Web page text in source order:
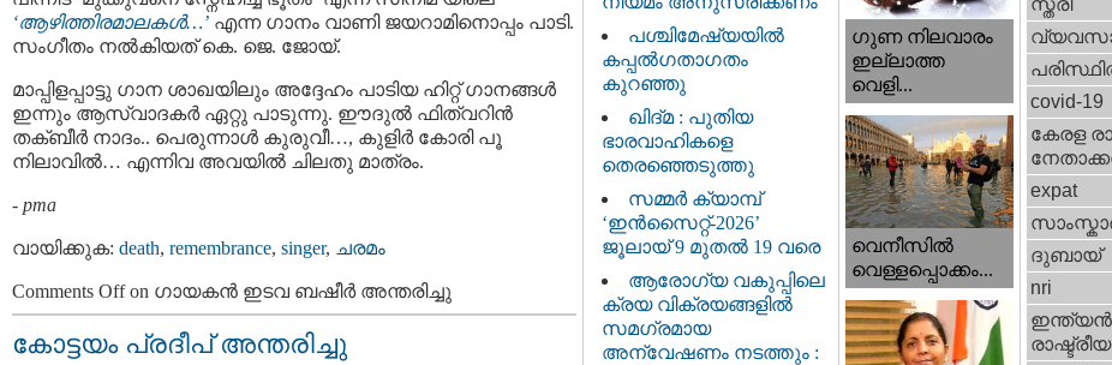
‘ആഴിത്തിരമാലകള്‍…’ എന്ന ഗാനം വാണി ജയറാമിനൊപ്പം പാടി.
സംഗീതം നൽകിയത് കെ. ജെ. ജോയ്.
മാപ്പിളപ്പാട്ടു ഗാന ശാഖയിലും അദ്ദേഹം പാടിയ ഹിറ്റ് ഗാനങ്ങള്‍
ഇന്നും ആസ്വാദകര്‍ ഏറ്റു പാടുന്നു. ഈദുല്‍ ഫിത്വറിന്‍
തക്ബീര്‍ നാദം.. പെരുന്നാള്‍ കുരുവീ…, കുളിര്‍ കോരി പൂ
നിലാവില്‍… എന്നിവ അവയില്‍ ചിലതു മാത്രം.
- pma
വായിക്കുക: death, remembrance, singer, ചരമം
Comments Offon ഗായകന്‍ ഇടവ ബഷീര്‍ അന്തരിച്ചു
കോട്ടയം പ്രദീപ് അന്തരിച്ചു
പശ്ചിമേഷ്യയിൽ
കപ്പൽഗതാഗതം
കുറഞ്ഞു
ഖിദ്മ : പുതിയ
ഭാരവാഹികളെ
തെരഞ്ഞെടുത്തു
സമ്മർ ക്യാമ്പ്
‘ഇൻസൈറ്റ്-2026’
ജൂലായ് 9 മുതൽ 19 വരെ
ആരോഗ്യ വകുപ്പിലെ
ക്രയ വിക്രയങ്ങളിൽ
സമഗ്രമായ
അന്വേഷണം നടത്തും :
ഗുണ നിലവാരം
ഇല്ലാത്ത
വെളി...
വെനീസില്‍
വെള്ളപ്പൊക്കം...
സ്ത്രീ
covid-19
കേരള
expat
ദുബായ്‌
nri
ഇന്ത്യന്‍